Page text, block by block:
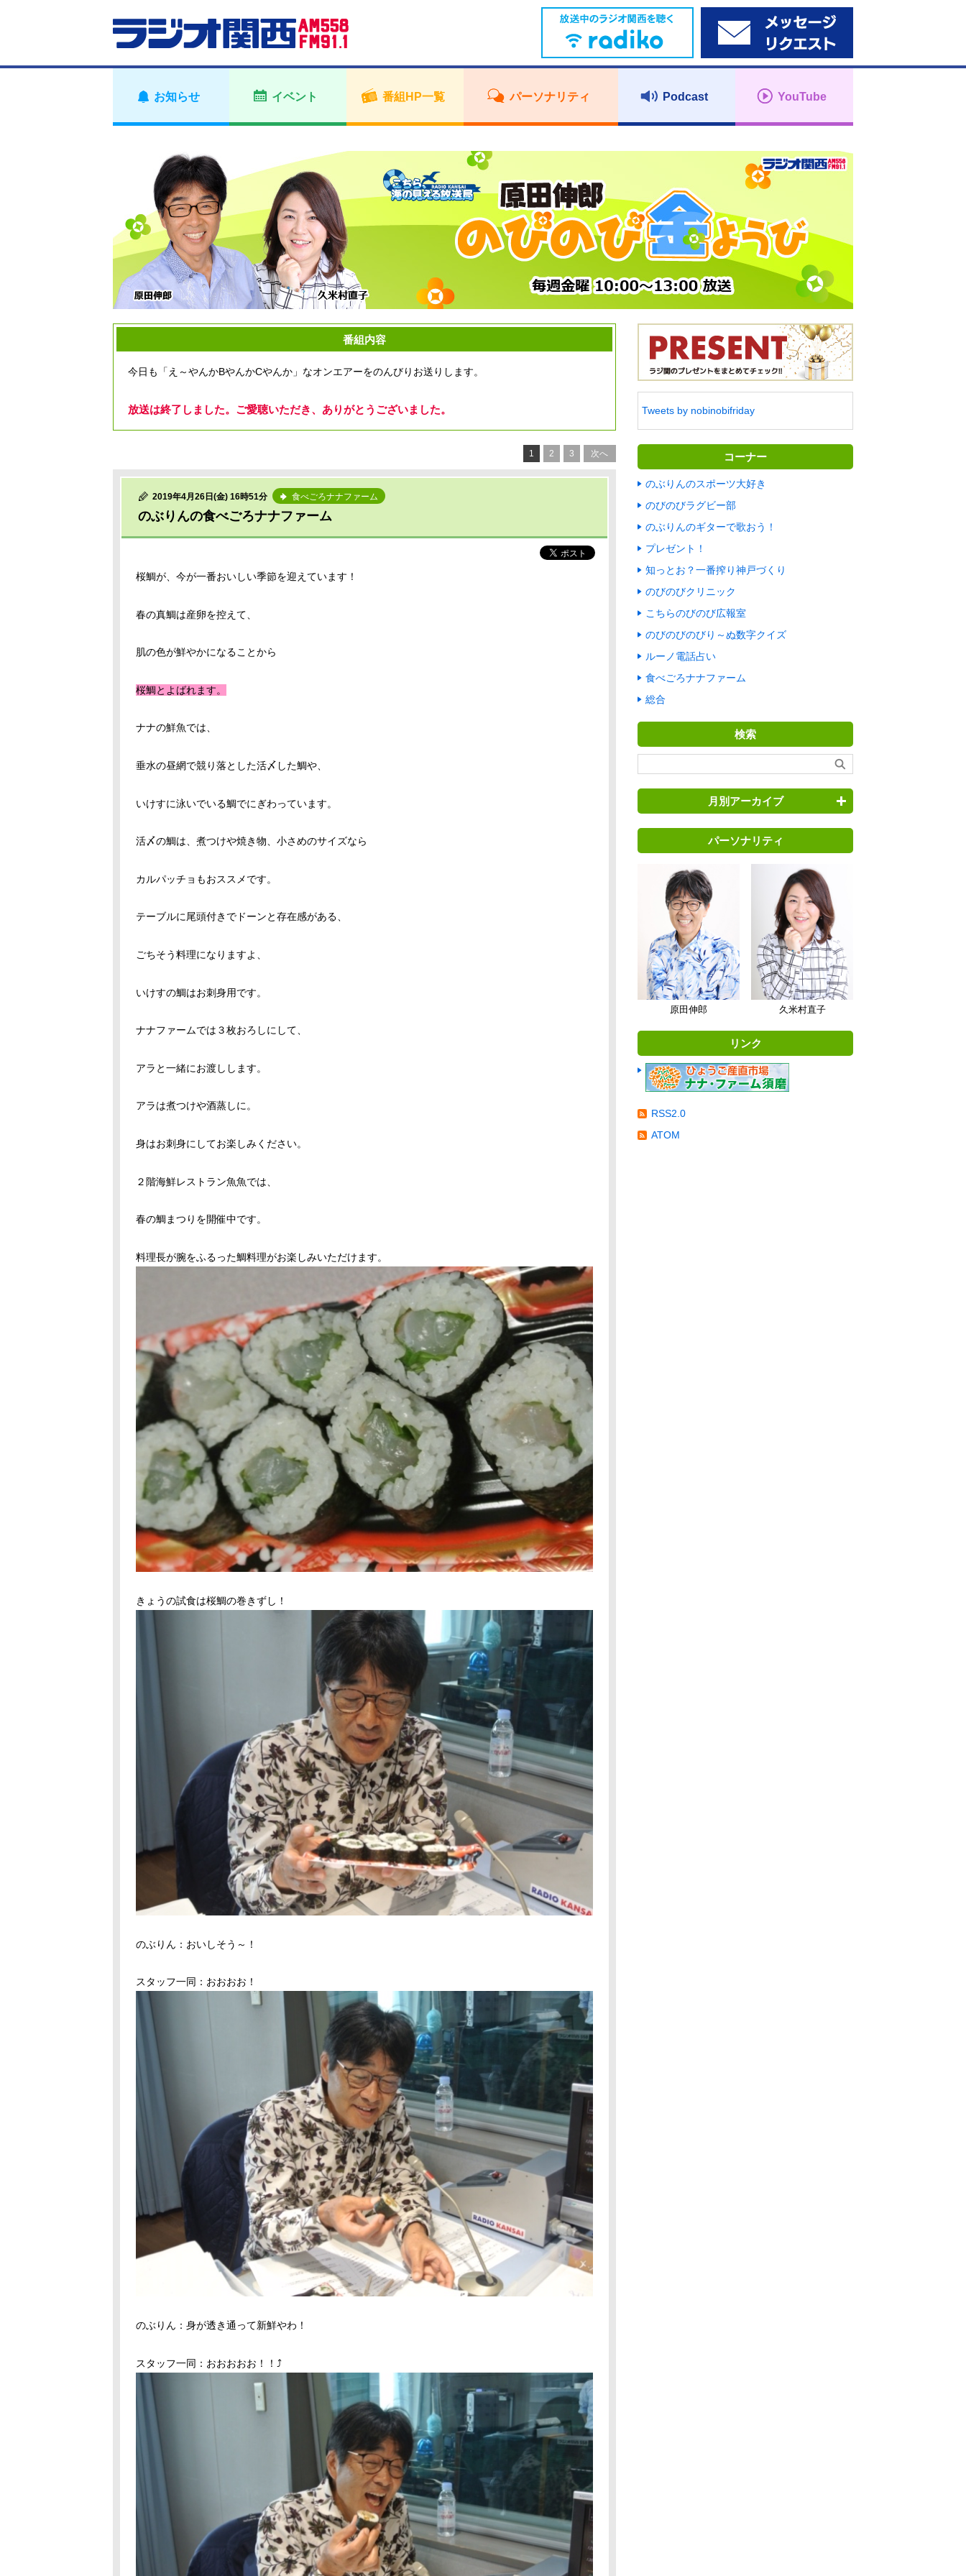
お知らせ イベント 番組HP一覧 パーソナリティ Podcast YouTube
番組内容
今日も「え～やんかBやんかCやんか」なオンエアーをのんびりお送りします。
放送は終了しました。ご愛聴いただき、ありがとうございました。
1 2 3 次へ
2019年4月26日(金) 16時51分 食べごろナナファーム
のぶりんの食べごろナナファーム
桜鯛が、今が一番おいしい季節を迎えています！
春の真鯛は産卵を控えて、
肌の色が鮮やかになることから
桜鯛とよばれます。
ナナの鮮魚では、
垂水の昼網で競り落とした活〆した鯛や、
いけすに泳いでいる鯛でにぎわっています。
活〆の鯛は、煮つけや焼き物、小さめのサイズなら
カルパッチョもおススメです。
テーブルに尾頭付きでドーンと存在感がある、
ごちそう料理になりますよ、
いけすの鯛はお刺身用です。
ナナファームでは３枚おろしにして、
アラと一緒にお渡しします。
アラは煮つけや酒蒸しに。
身はお刺身にしてお楽しみください。
２階海鮮レストラン魚魚では、
春の鯛まつりを開催中です。
料理長が腕をふるった鯛料理がお楽しみいただけます。
きょうの試食は桜鯛の巻きずし！
のぶりん：おいしそう～！
スタッフ一同：おおおお！
のぶりん：身が透き通って新鮮やわ！
スタッフ一同：おおおおお！！⤴
Tweets by nobinobifriday
コーナー
のぶりんのスポーツ大好き
のびのびラグビー部
のぶりんのギターで歌おう！
プレゼント！
知っとお？一番搾り神戸づくり
のびのびクリニック
こちらのびのび広報室
のびのびのびり～ぬ数字クイズ
ルーノ電話占い
食べごろナナファーム
総合
検索
月別アーカイブ
パーソナリティ
原田伸郎 久米村直子
リンク
RSS2.0
ATOM